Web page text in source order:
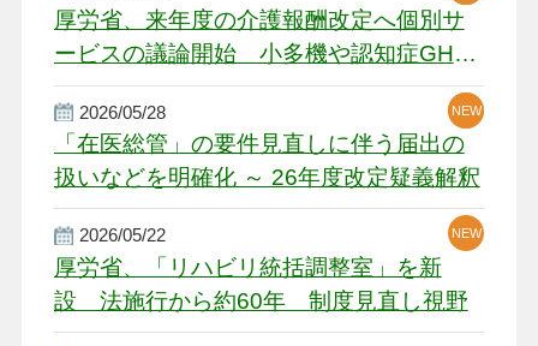
厚労省、来年度の介護報酬改定へ個別サ
ービスの議論開始 小多機や認知症GH、
厳しい経営環境に危機感
2026/05/28
「在医総管」の要件見直しに伴う届出の
扱いなどを明確化 ～ 26年度改定疑義解釈
NEW
NEW
2026/05/22
厚労省、「リハビリ統括調整室」を新
設 法施行から約60年 制度見直し視野
NEW